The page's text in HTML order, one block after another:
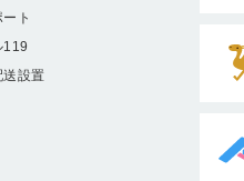
ト
119
送設置